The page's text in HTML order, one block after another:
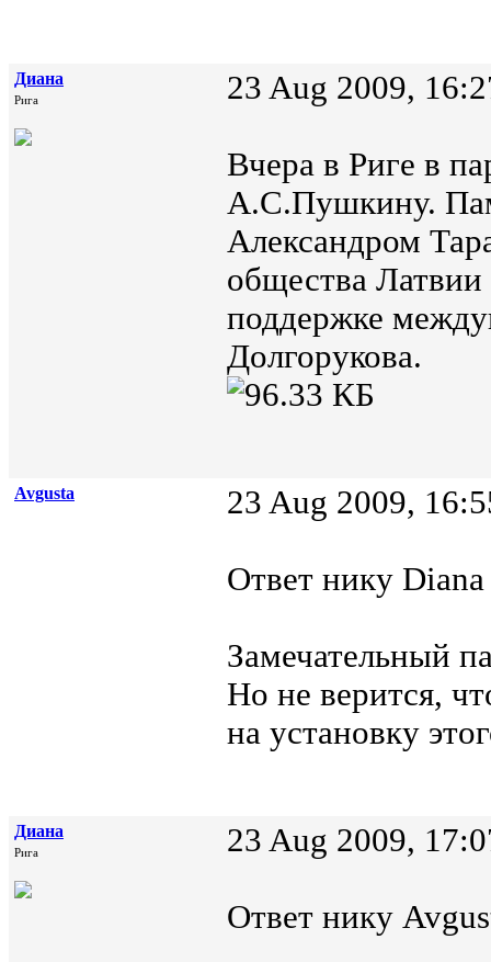
Диана
Рига 23 Aug 2009,
Вчера в Риге в
А.С.Пушкину.
Александром
общества
поддержке
Долгорукова.
Avgusta 23 Aug 2009,
Ответ нику
Замечательный
Но не верится,
на установку
Диана
Рига 23 Aug 2009,
Ответ нику